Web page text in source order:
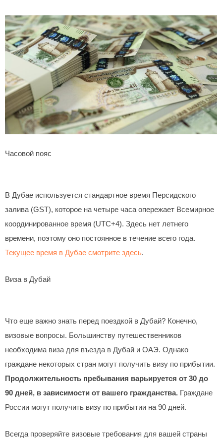
Часовой пояс
В Дубае используется стандартное время Персидского
залива (GST), которое на четыре часа опережает Всемирное
координированное время (UTC+4). Здесь нет летнего
времени, поэтому оно постоянное в течение всего года.
Текущее время в Дубае смотрите здесь.
Виза в Дубай
Что еще важно знать перед поездкой в Дубай? Конечно,
визовые вопросы. Большинству путешественников
необходима виза для въезда в Дубай и ОАЭ. Однако
граждане некоторых стран могут получить визу по прибытии.
Продолжительность пребывания варьируется от 30 до
90 дней, в зависимости от вашего гражданства. Граждане
России могут получить визу по прибытии на 90 дней.
Всегда проверяйте визовые требования для вашей страны